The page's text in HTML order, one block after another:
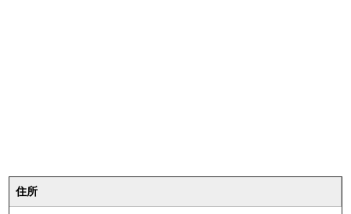
住所